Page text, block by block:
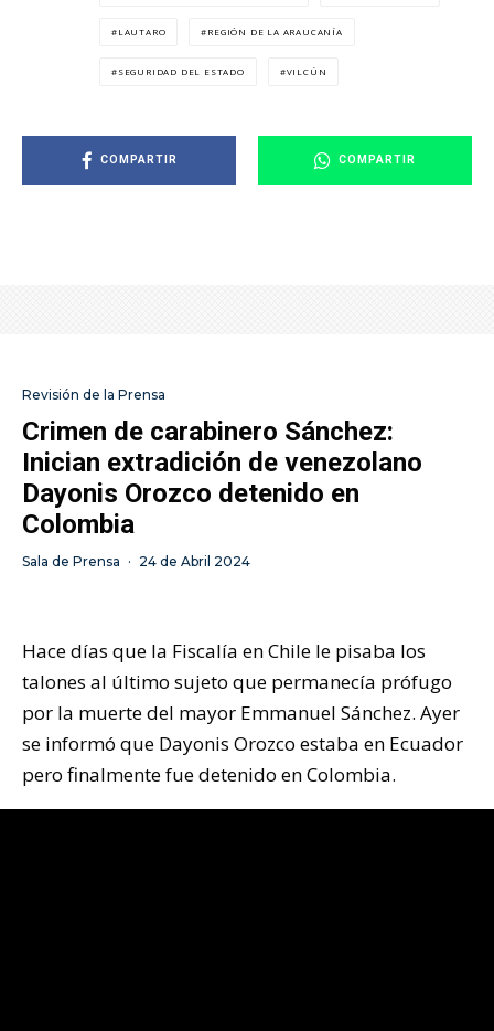
LAUTARO REGIÓN DE LA ARAUCANÍA
SEGURIDAD DEL ESTADO VILCÚN
COMPARTIR COMPARTIR
Revisión de la Prensa
Crimen de carabinero Sánchez:
Inician extradición de venezolano
Dayonis Orozco detenido en
Colombia
Sala de Prensa · 24 de Abril 2024
Hace días que la Fiscalía en Chile le pisaba los
talones al último sujeto que permanecía prófugo
por la muerte del mayor Emmanuel Sánchez. Ayer
se informó que Dayonis Orozco estaba en Ecuador
pero finalmente fue detenido en Colombia.